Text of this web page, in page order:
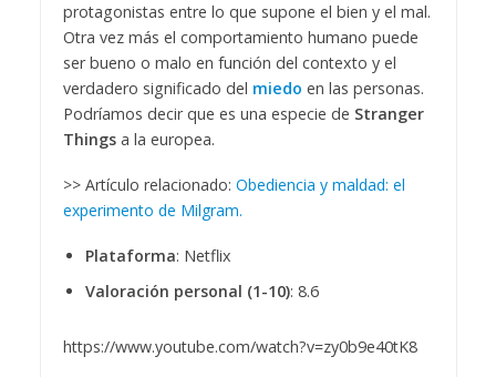
protagonistas entre lo que supone el bien y el mal.
Otra vez más el comportamiento humano puede
ser bueno o malo en función del contexto y el
verdadero significado del miedo en las personas.
Podríamos decir que es una especie de Stranger
Thingsa la europea.
>> Artículo relacionado: Obediencia y maldad: el
experimento de Milgram.
Plataforma: Netflix
Valoración personal (1-10): 8.6
https://www.youtube.com/watch?v=zy0b9e40tK8